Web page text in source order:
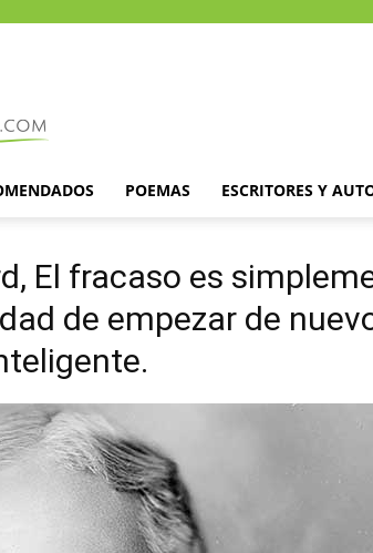
POEMAS ESCRITORES Y
El fracaso es
de empezar de